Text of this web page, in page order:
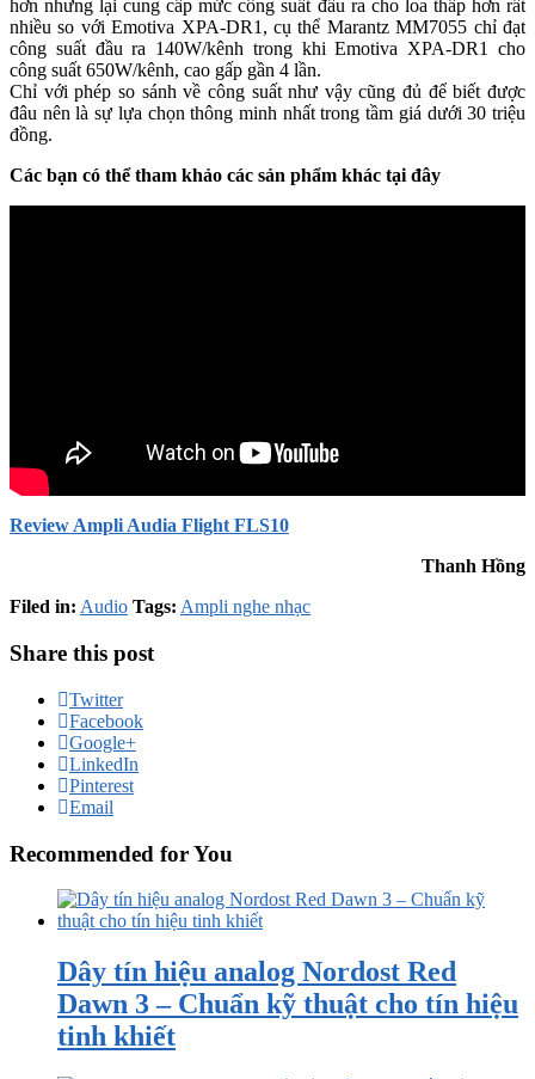
hơn nhưng lại cung cấp mức công suất đầu ra cho loa thấp hơn rất
nhiều so với Emotiva XPA-DR1, cụ thể Marantz MM7055 chỉ đạt
công suất đầu ra 140W/kênh trong khi Emotiva XPA-DR1 cho
công suất 650W/kênh, cao gấp gần 4 lần.
Chỉ với phép so sánh về công suất như vậy cũng đủ để biết được
đâu nên là sự lựa chọn thông minh nhất trong tầm giá dưới 30 triệu
đồng.
Các bạn có thể tham khảo các sản phẩm khác tại đây
Review Ampli Audia Flight FLS10
Thanh Hồng
Filed in: Audio Tags: Ampli nghe nhạc
Share this post
Twitter
Facebook
Google+
LinkedIn
Pinterest
Email
Recommended for You
Dây tín hiệu analog Nordost Red
Dawn 3 – Chuẩn kỹ thuật cho tín hiệu
tinh khiết